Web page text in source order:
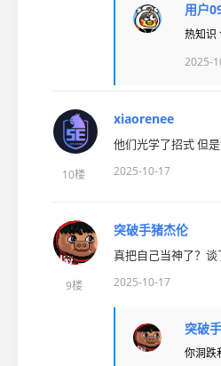
用户
热知识
2025-
10楼
xiaorenee
他们光学了招式 但
2025-10-17
9楼
突破手猪杰伦
真把自己当神了？
2025-10-17
突破
你洞跌